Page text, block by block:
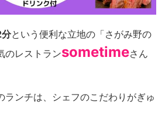
という便利な立地の「さがみ野の
のレストランsometimeさん
ランチは、シェフのこだわりがぎゅ